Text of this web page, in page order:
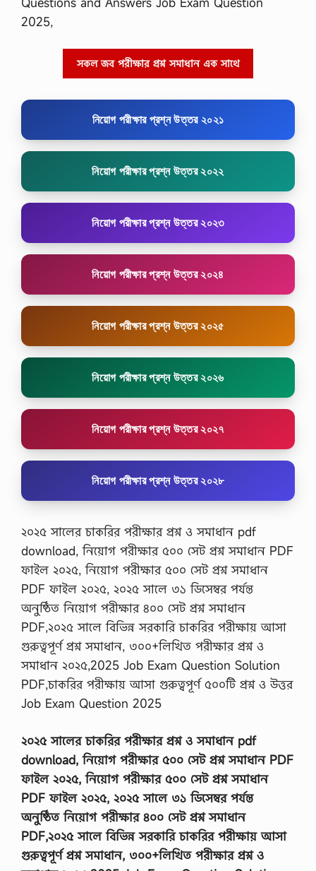
2025,
সকল জব পরীক্ষার প্রশ্ন সমাধান এক সাথে
নিয়োগ পরীক্ষার প্রশ্ন উত্তর ২০২১
নিয়োগ পরীক্ষার প্রশ্ন উত্তর ২০২২
নিয়োগ পরীক্ষার প্রশ্ন উত্তর ২০২৩
নিয়োগ পরীক্ষার প্রশ্ন উত্তর ২০২৪
নিয়োগ পরীক্ষার প্রশ্ন উত্তর ২০২৫
নিয়োগ পরীক্ষার প্রশ্ন উত্তর ২০২৬
নিয়োগ পরীক্ষার প্রশ্ন উত্তর ২০২৭
নিয়োগ পরীক্ষার প্রশ্ন উত্তর ২০২৮
২০২৫ সালের চাকরির পরীক্ষার প্রশ্ন ও সমাধান pdf
download, নিয়োগ পরীক্ষার ৫০০ সেট প্রশ্ন সমাধান PDF
ফাইল ২০২৫, নিয়োগ পরীক্ষার ৫০০ সেট প্রশ্ন সমাধান
PDF ফাইল ২০২৫, ২০২৫ সালে ৩১ ডিসেম্বর পর্যন্ত
অনুষ্ঠিত নিয়োগ পরীক্ষার ৪০০ সেট প্রশ্ন সমাধান
PDF,২০২৫ সালে বিভিন্ন সরকারি চাকরির পরীক্ষায় আসা
গুরুত্বপূর্ণ প্রশ্ন সমাধান, ৩০০+লিখিত পরীক্ষার প্রশ্ন ও
সমাধান ২০২৫,2025 Job Exam Question Solution
PDF,চাকরির পরীক্ষায় আসা গুরুত্বপূর্ণ ৫০০টি প্রশ্ন ও উত্তর
Job Exam Question 2025
২০২৫ সালের চাকরির পরীক্ষার প্রশ্ন ও সমাধান pdf
download, নিয়োগ পরীক্ষার ৫০০ সেট প্রশ্ন সমাধান PDF
ফাইল ২০২৫, নিয়োগ পরীক্ষার ৫০০ সেট প্রশ্ন সমাধান
PDF ফাইল ২০২৫, ২০২৫ সালে ৩১ ডিসেম্বর পর্যন্ত
অনুষ্ঠিত নিয়োগ পরীক্ষার ৪০০ সেট প্রশ্ন সমাধান
PDF,২০২৫ সালে বিভিন্ন সরকারি চাকরির পরীক্ষায় আসা
গুরুত্বপূর্ণ প্রশ্ন সমাধান, ৩০০+লিখিত পরীক্ষার প্রশ্ন ও